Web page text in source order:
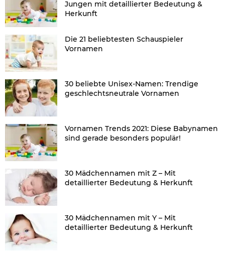
Jungen mit detaillierter Bedeutung &
Herkunft
Die 21 beliebtesten Schauspieler
Vornamen
30 beliebte Unisex-Namen: Trendige
geschlechtsneutrale Vornamen
Vornamen Trends 2021: Diese Babynamen
sind gerade besonders populär!
30 Mädchennamen mit Z – Mit
detaillierter Bedeutung & Herkunft
30 Mädchennamen mit Y – Mit
detaillierter Bedeutung & Herkunft